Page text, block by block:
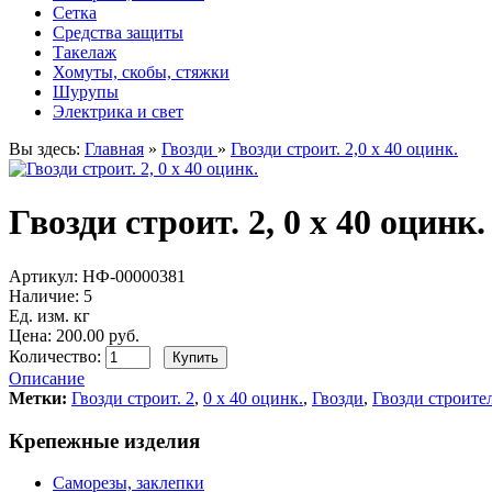
Сетка
Средства защиты
Такелаж
Хомуты, скобы, стяжки
Шурупы
Электрика и свет
Вы здесь: Главная » Гвозди » Гвозди строит. 2,0 х 40 оцинк.
Гвозди строит. 2, 0 х 40 оцинк.
Артикул: НФ-00000381
Наличие: 5
Ед. изм. кг
Цена: 200.00 руб.
Количество:
Описание
Метки: Гвозди строит. 2, 0 х 40 оцинк., Гвозди, Гвозди
Крепежные изделия
Саморезы, заклепки